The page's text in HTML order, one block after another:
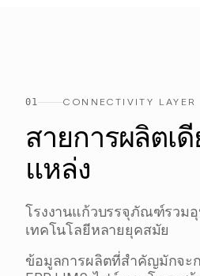
01 CONNECTIVITY LAYER
สายการผลิตเ
แหล่ง
โรงงานแก้วบรรจุภัณฑ์รวม
เทคโนโลยีหลายยุคสมัย
ข้อมูลการผลิตที่สำคัญมักจะ